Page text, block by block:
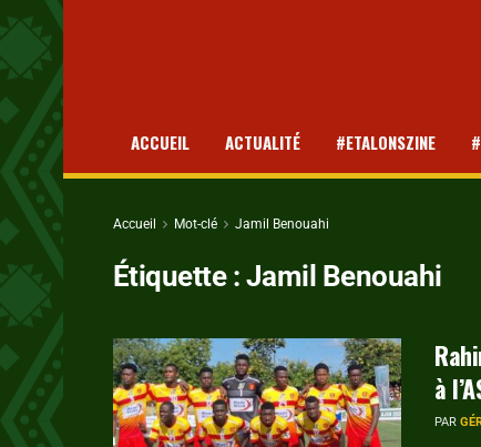
ACCUEIL ACTUALITÉ #ETALONSZINE
Accueil Mot-clé Jamil Benouahi
Étiquette : Jamil Benouahi
à
PAR